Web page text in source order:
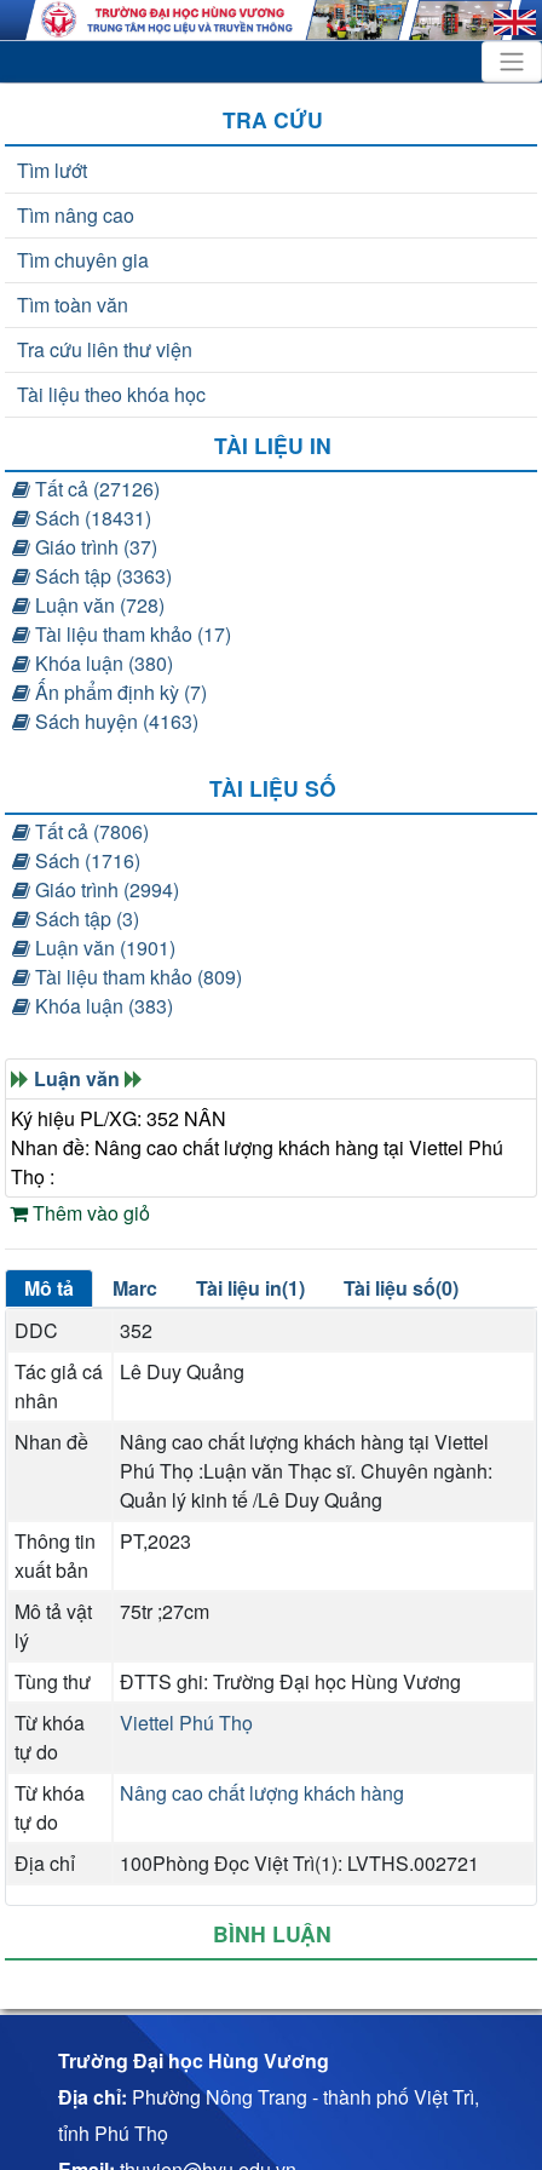
TRA CỨU
Tìm lướt
Tìm nâng cao
Tìm chuyên gia
Tìm toàn văn
Tra cứu liên thư viện
Tài liệu theo khóa học
TÀI LIỆU IN
Tất cả (27126)
Sách (18431)
Giáo trình (37)
Sách tập (3363)
Luận văn (728)
Tài liệu tham khảo (17)
Khóa luận (380)
Ấn phẩm định kỳ (7)
Sách huyện (4163)
TÀI LIỆU SỐ
Tất cả (7806)
Sách (1716)
Giáo trình (2994)
Sách tập (3)
Luận văn (1901)
Tài liệu tham khảo (809)
Khóa luận (383)
Luận văn
Ký hiệu PL/XG: 352 NÂN
Nhan đề: Nâng cao chất lượng khách hàng tại Viettel Phú
Thọ :
Thêm vào giỏ
Mô tả Marc Tài liệu in(1)
Tài liệu số(0)
DDC
352
Tác giả cá
nhân
Lê Duy Quảng
Nhan đề
Nâng cao chất lượng khách hàng tại Viettel
Phú Thọ :Luận văn Thạc sĩ. Chuyên ngành:
Quản lý kinh tế /Lê Duy Quảng
Thông tin
xuất bản
PT,2023
Mô tả vật
lý
75tr ;27cm
Tùng thư
ĐTTS ghi: Trường Đại học Hùng Vương
Từ khóa
tự do
Viettel Phú Thọ
Từ khóa
tự do
Nâng cao chất lượng khách hàng
Địa chỉ 100Phòng Đọc Việt Trì(1): LVTHS.002721
BÌNH LUẬN
Trường Đại học Hùng Vương
Địa chỉ: Phường Nông Trang - thành phố Việt Trì,
tỉnh Phú Thọ